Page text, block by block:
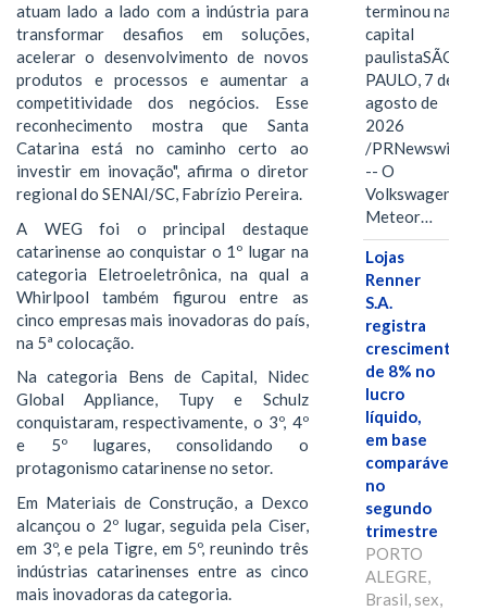
atuam lado a lado com a indústria para
transformar desafios em soluções,
acelerar o desenvolvimento de novos
produtos e processos e aumentar a
competitividade dos negócios. Esse
reconhecimento mostra que Santa
Catarina está no caminho certo ao
investir em inovação", afirma o diretor
regional do SENAI/SC, Fabrízio Pereira.
A WEG foi o principal destaque
catarinense ao conquistar o 1º lugar na
categoria Eletroeletrônica, na qual a
Whirlpool também figurou entre as
cinco empresas mais inovadoras do país,
na 5ª colocação.
Na categoria Bens de Capital, Nidec
Global Appliance, Tupy e Schulz
conquistaram, respectivamente, o 3º, 4º
e 5º lugares, consolidando o
protagonismo catarinense no setor.
Em Materiais de Construção, a Dexco
alcançou o 2º lugar, seguida pela Ciser,
em 3º, e pela Tigre, em 5º, reunindo três
indústrias catarinenses entre as cinco
mais inovadoras da categoria.
terminou na
capital
paulistaSÃO
PAULO, 7 de
agosto de
2026
/PRNewswire/
-- O
Volkswagen
Meteor…
Lojas
Renner
S.A.
registra
crescimento
de 8% no
lucro
líquido,
em base
comparável,
no
segundo
trimestre
PORTO
ALEGRE,
Brasil, sex,